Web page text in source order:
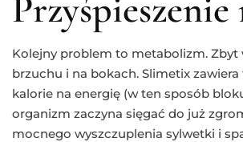
Kolejny problem to metabolizm. Zbyt
brzuchu i na bokach. Slimetix
kalorie na energię (w ten sposób
organizm zaczyna sięgać do już
mocnego wyszczuplenia sylwetki i